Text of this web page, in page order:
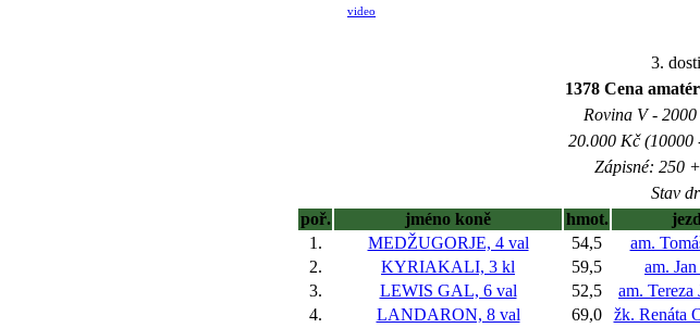
video
3.
1378 Cena
Rovina V -
20.000 Kč (10000
Zápisné: 250
Stav
poř.
jméno koně hmot.
1.
MEDŽUGORJE, 4 val 54,5 am.
2.
KYRIAKALI, 3 kl 59,5 am.
3.
LEWIS GAL, 6 val 52,5 am. Tereza
4.
LANDARON, 8 val 69,0 žk. Renáta